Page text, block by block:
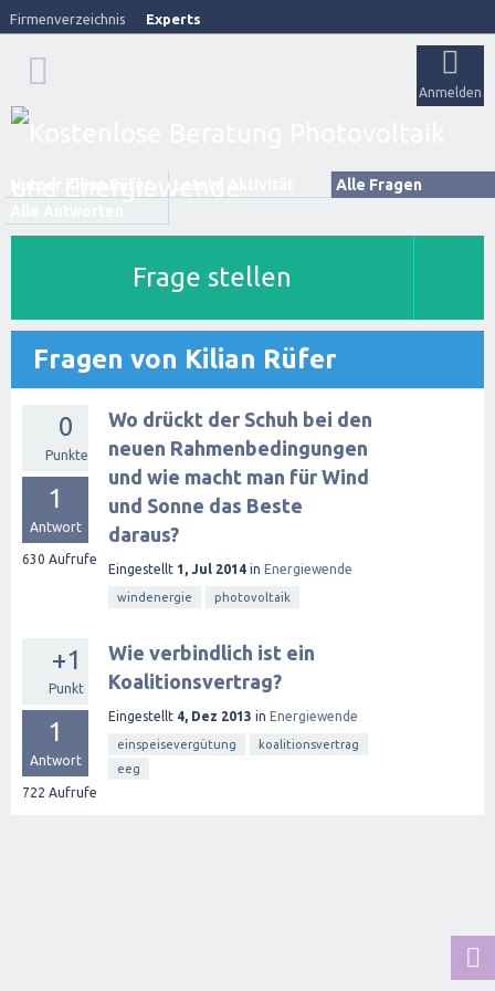
Firmenverzeichnis Experts
Anmelden
Alle Fragen
Frage stellen
Fragen von Kilian Rüfer
0
Punkte
1
Antwort
630 Aufrufe
Wo drückt der Schuh bei den
neuen Rahmenbedingungen
und wie macht man für Wind
und Sonne das Beste
daraus?
Eingestellt 1, Jul 2014 in Energiewende
windenergie photovoltaik
+1
Punkt
1
Antwort
722 Aufrufe
Wie verbindlich ist ein
Koalitionsvertrag?
Eingestellt 4, Dez 2013 in Energiewende
einspeisevergütung
koalitionsvertrag
eeg